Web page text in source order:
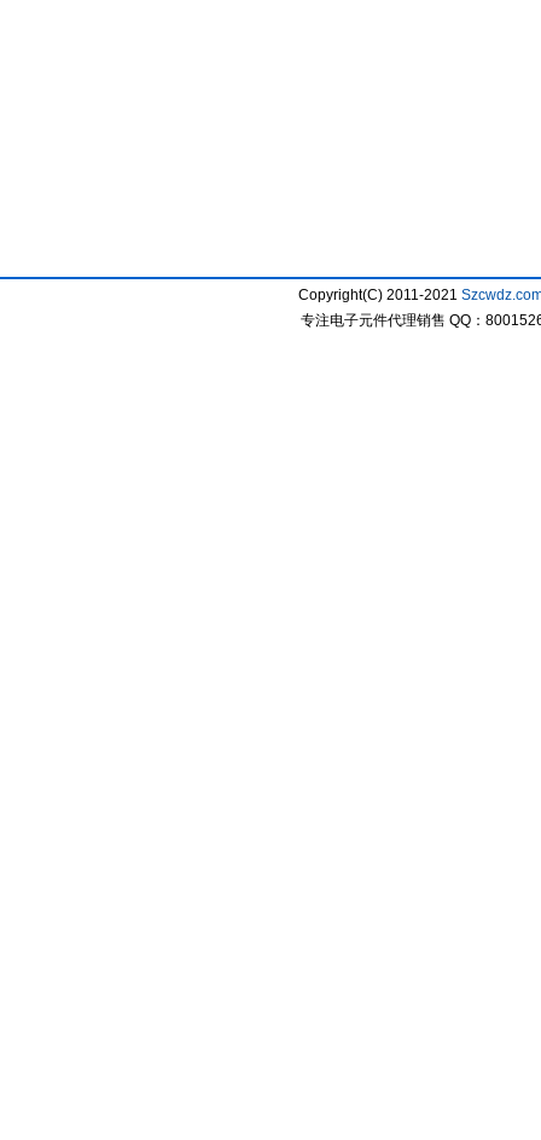
Copyright(C) 2011-2021
专注电子元件代理销售 QQ：